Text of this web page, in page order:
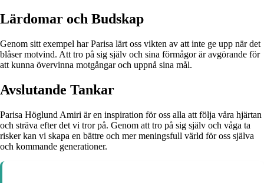
Lärdomar och Budskap
Genom sitt exempel har Parisa lärt oss vikten av att inte ge upp när det
blåser motvind. Att tro på sig själv och sina förmågor är avgörande för
att kunna övervinna motgångar och uppnå sina mål.
Avslutande Tankar
Parisa Höglund Amiri är en inspiration för oss alla att följa våra hjärtan
och sträva efter det vi tror på. Genom att tro på sig själv och våga ta
risker kan vi skapa en bättre och mer meningsfull värld för oss själva
och kommande generationer.